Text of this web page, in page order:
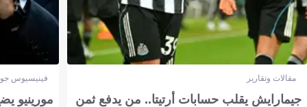
مقالات وتقارير
جيمارايش يقلب حسابات أرتيتا.. من يدفع ثمن
فينيسيوس
مورينيو